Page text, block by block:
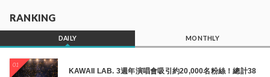
RANKING
DAILY MONTHLY
01
KAWAII LAB. 3週年演唱會吸引約20,000名粉絲！總計38